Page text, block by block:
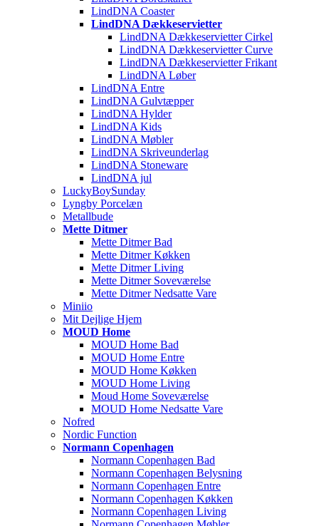
LindDNA Coaster
LindDNA Dækkeservietter
LindDNA Dækkeservietter Cirkel
LindDNA Dækkeservietter Curve
LindDNA Dækkeservietter Frikant
LindDNA Løber
LindDNA Entre
LindDNA Gulvtæpper
LindDNA Hylder
LindDNA Kids
LindDNA Møbler
LindDNA Skriveunderlag
LindDNA Stoneware
LindDNA jul
LuckyBoySunday
Lyngby Porcelæn
Metallbude
Mette Ditmer
Mette Ditmer Bad
Mette Ditmer Køkken
Mette Ditmer Living
Mette Ditmer Soveværelse
Mette Ditmer Nedsatte Vare
Miniio
Mit Dejlige Hjem
MOUD Home
MOUD Home Bad
MOUD Home Entre
MOUD Home Køkken
MOUD Home Living
Moud Home Soveværelse
MOUD Home Nedsatte Vare
Nofred
Nordic Function
Normann Copenhagen
Normann Copenhagen Bad
Normann Copenhagen Belysning
Normann Copenhagen Entre
Normann Copenhagen Køkken
Normann Copenhagen Living